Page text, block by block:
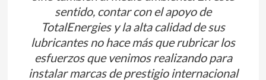
sentido, contar con el apoyo de
TotalEnergies y la alta calidad de sus
lubricantes no hace más que rubricar los
esfuerzos que venimos realizando para
instalar marcas de prestigio internacional